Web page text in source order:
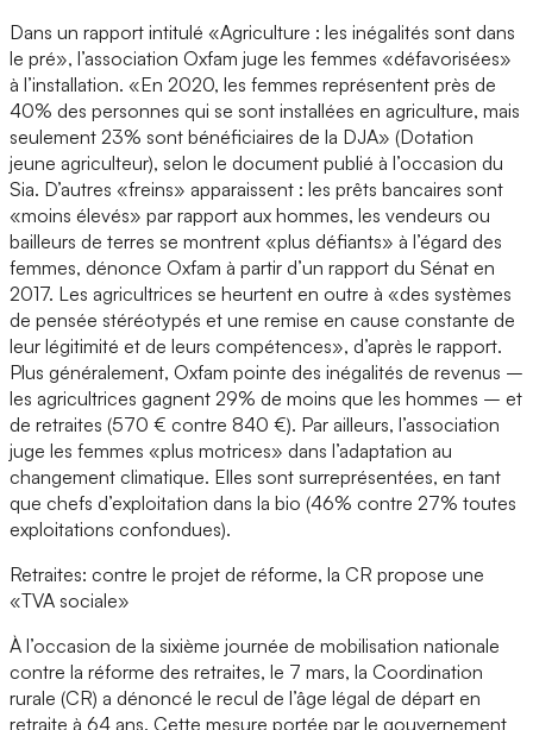
Dans un rapport intitulé «Agriculture : les inégalités sont dans
le pré», l’association Oxfam juge les femmes «défavorisées»
à l’installation. «En 2020, les femmes représentent près de
40% des personnes qui se sont installées en agriculture, mais
seulement 23% sont bénéficiaires de la DJA» (Dotation
jeune agriculteur), selon le document publié à l’occasion du
Sia. D’autres «freins» apparaissent : les prêts bancaires sont
«moins élevés» par rapport aux hommes, les vendeurs ou
bailleurs de terres se montrent «plus défiants» à l’égard des
femmes, dénonce Oxfam à partir d’un rapport du Sénat en
2017. Les agricultrices se heurtent en outre à «des systèmes
de pensée stéréotypés et une remise en cause constante de
leur légitimité et de leurs compétences», d’après le rapport.
Plus généralement, Oxfam pointe des inégalités de revenus –
les agricultrices gagnent 29% de moins que les hommes – et
de retraites (570 € contre 840 €). Par ailleurs, l’association
juge les femmes «plus motrices» dans l’adaptation au
changement climatique. Elles sont surreprésentées, en tant
que chefs d’exploitation dans la bio (46% contre 27% toutes
exploitations confondues).
Retraites: contre le projet de réforme, la CR propose une
«TVA sociale»
À l’occasion de la sixième journée de mobilisation nationale
contre la réforme des retraites, le 7 mars, la Coordination
rurale (CR) a dénoncé le recul de l’âge légal de départ en
retraite à 64 ans. Cette mesure portée par le gouvernement